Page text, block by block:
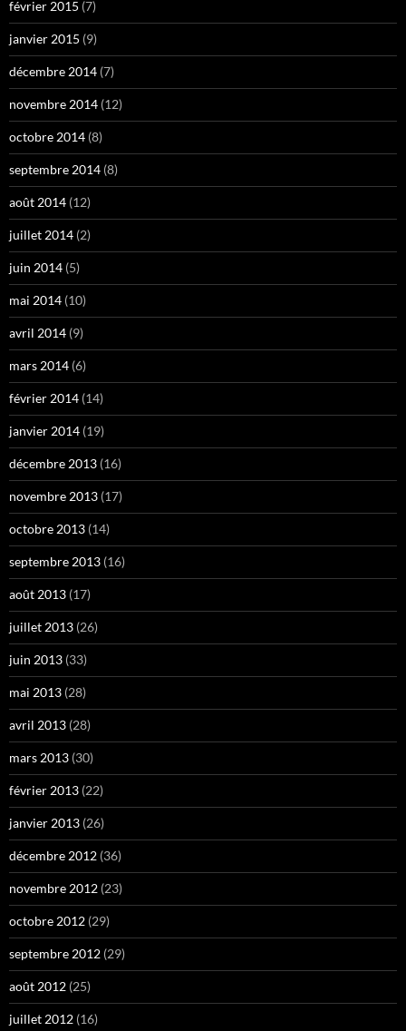
février 2015 (7)
janvier 2015 (9)
décembre 2014 (7)
novembre 2014 (12)
octobre 2014 (8)
septembre 2014 (8)
août 2014 (12)
juillet 2014 (2)
juin 2014 (5)
mai 2014 (10)
avril 2014 (9)
mars 2014 (6)
février 2014 (14)
janvier 2014 (19)
décembre 2013 (16)
novembre 2013 (17)
octobre 2013 (14)
septembre 2013 (16)
août 2013 (17)
juillet 2013 (26)
juin 2013 (33)
mai 2013 (28)
avril 2013 (28)
mars 2013 (30)
février 2013 (22)
janvier 2013 (26)
décembre 2012 (36)
novembre 2012 (23)
octobre 2012 (29)
septembre 2012 (29)
août 2012 (25)
juillet 2012 (16)